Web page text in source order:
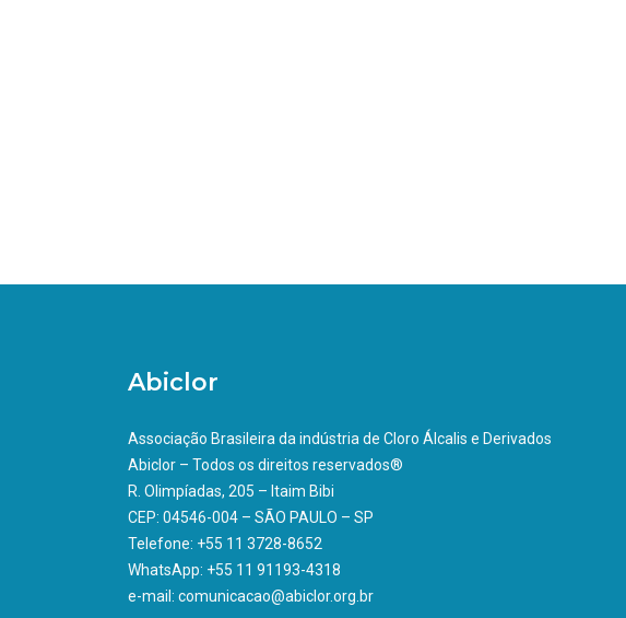
Abiclor
Associação Brasileira da indústria de Cloro Álcalis e Derivados
Abiclor – Todos os direitos reservados®
R. Olimpíadas, 205 – Itaim Bibi
CEP: 04546-004 – SÃO PAULO – SP
Telefone: +55 11 3728-8652
WhatsApp: +55 11 91193-4318
e-mail: comunicacao@abiclor.org.br